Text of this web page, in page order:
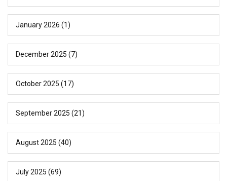
January 2026 (1)
December 2025 (7)
October 2025 (17)
September 2025 (21)
August 2025 (40)
July 2025 (69)